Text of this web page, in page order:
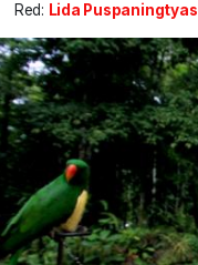
Red: Lida Puspaningtyas